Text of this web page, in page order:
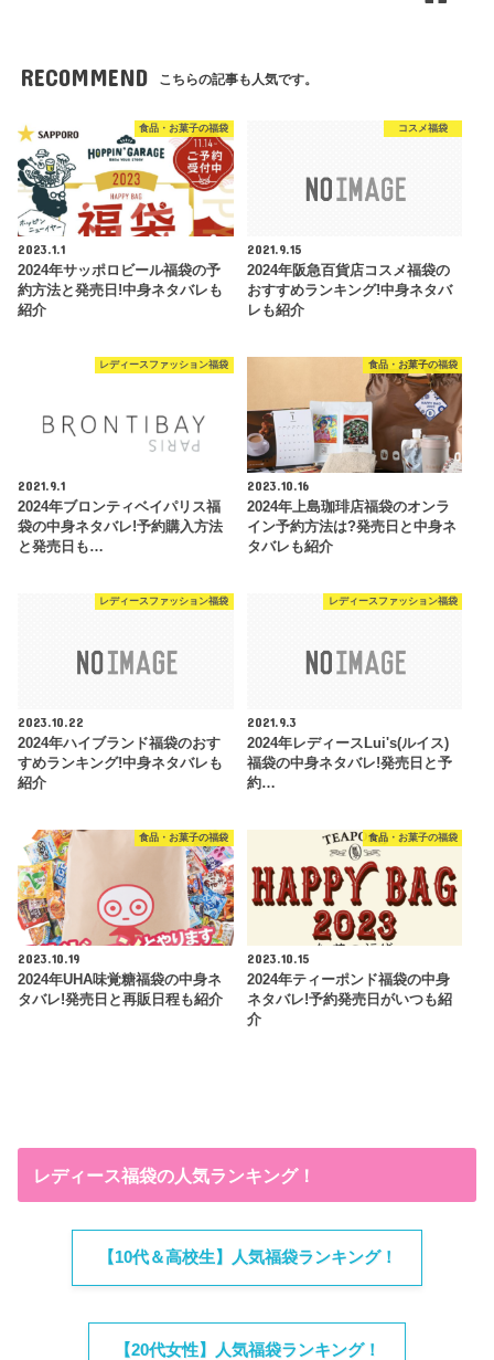
RECOMMEND こちらの記事も人気です。
食品・お菓子の福袋
2023.1.1
2024年サッポロビール福袋の予
約方法と発売日!中身ネタバレも
紹介
コスメ福袋
2021.9.15
2024年阪急百貨店コスメ福袋の
おすすめランキング!中身ネタバ
レも紹介
レディースファッション福袋
2021.9.1
2024年ブロンティベイパリス福
袋の中身ネタバレ!予約購入方法
と発売日も…
食品・お菓子の福袋
2023.10.16
2024年上島珈琲店福袋のオンラ
イン予約方法は?発売日と中身ネ
タバレも紹介
レディースファッション福袋
2023.10.22
2024年ハイブランド福袋のおす
すめランキング!中身ネタバレも
紹介
レディースファッション福袋
2021.9.3
2024年レディースLui's(ルイス)
福袋の中身ネタバレ!発売日と予
約…
食品・お菓子の福袋
2023.10.19
2024年UHA味覚糖福袋の中身ネ
タバレ!発売日と再販日程も紹介
食品・お菓子の福袋
2023.10.15
2024年ティーポンド福袋の中身
ネタバレ!予約発売日がいつも紹
介
レディース福袋の人気ランキング！
【10代＆高校生】人気福袋ランキング！
【20代女性】人気福袋ランキング！